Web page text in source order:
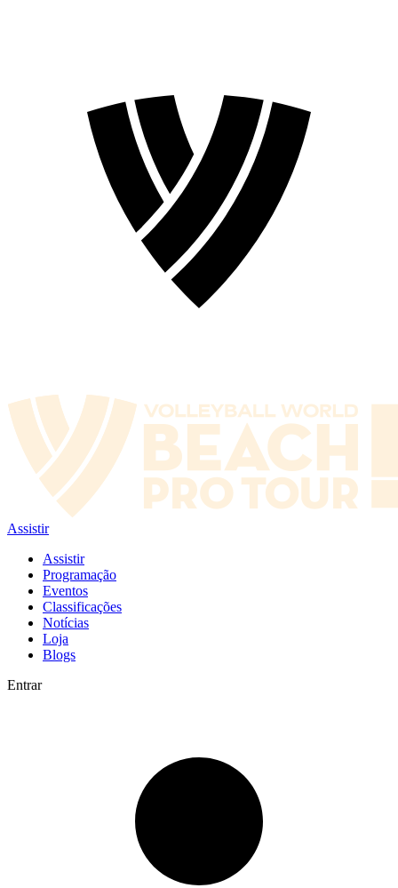
Assistir
Assistir
Programação
Eventos
Classificações
Notícias
Loja
Blogs
Entrar